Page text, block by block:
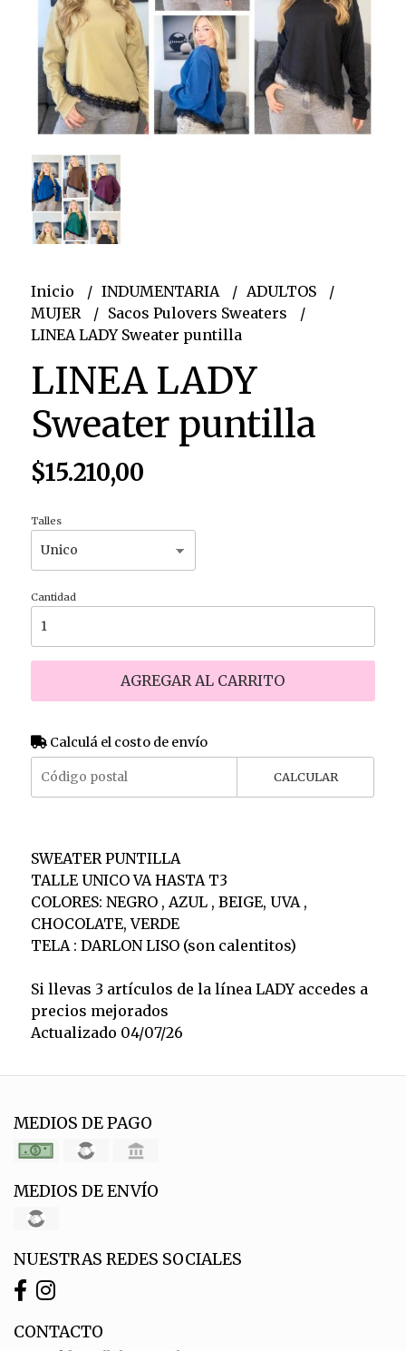
Inicio INDUMENTARIA
ADULTOS
MUJER
Sacos Pulovers Sweaters
LINEA LADY Sweater puntilla
LINEA LADY
Sweater puntilla
$15.210,00
Talles
Cantidad
AGREGAR AL CARRITO
Calculá el costo de envío
CALCULAR
SWEATER PUNTILLA
TALLE UNICO VA HASTA T3
COLORES: NEGRO , AZUL , BEIGE, UVA ,
CHOCOLATE, VERDE
TELA : DARLON LISO (son calentitos)
Si llevas 3 artículos de la línea LADY accedes a
precios mejorados
Actualizado 04/07/26
MEDIOS DE PAGO
MEDIOS DE ENVÍO
NUESTRAS REDES SOCIALES
CONTACTO